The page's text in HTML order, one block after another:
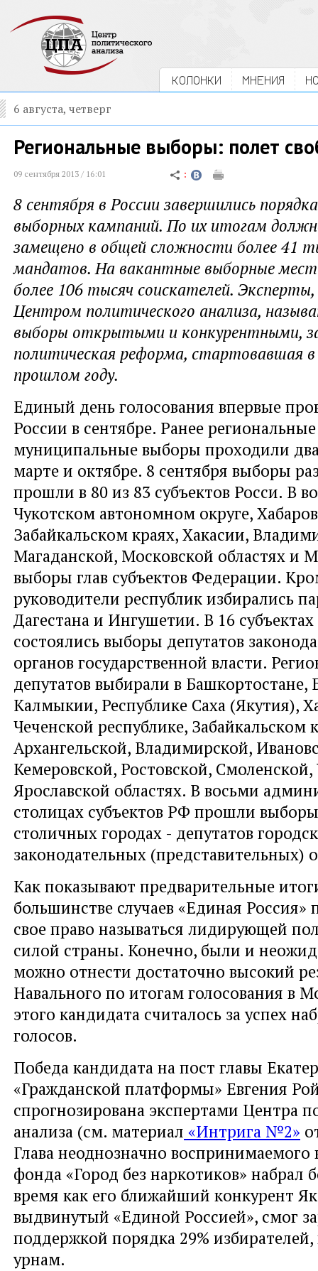
КОЛОНКИ МНЕНИЯ
6 августа, четверг
Региональные выборы: полет
09 сентября 2013 / 16:01
8 сентября в России завершились
выборных кампаний. По их итогам
замещено в общей сложности более 41
мандатов. На вакантные выборные
более 106 тысяч соискателей.
Центром политического анализа,
выборы открытыми и конкурентными,
политическая реформа, стартовавшая в
прошлом году.
Единый день голосования впервые
России в сентябре. Ранее
муниципальные выборы проходили
марте и октябре. 8 сентября выборы
прошли в 80 из 83 субъектов Росси. В
Чукотском автономном округе,
Забайкальском краях, Хакасии,
Магаданской, Московской областях и
выборы глав субъектов Федерации.
руководители республик избирались
Дагестана и Ингушетии. В 16
состоялись выборы депутатов
органов государственной власти.
депутатов выбирали в Башкортостане,
Калмыкии, Республике Саха (Якутия),
Чеченской республике, Забайкальском
Архангельской, Владимирской,
Кемеровской, Ростовской,
Ярославской областях. В восьми
столицах субъектов РФ прошли
столичных городах - депутатов
законодательных (представительных)
Как показывают предварительные
большинстве случаев «Единая Россия»
свое право называться лидирующей
силой страны. Конечно, были и
можно отнести достаточно высокий
Навального по итогам голосования в
этого кандидата считалось за успех
голосов.
Победа кандидата на пост главы
«Гражданской платформы» Евгения
спрогнозирована экспертами Центра
анализа (см. материал «Интрига №2»
Глава неоднозначно воспринимаемого
фонда «Город без наркотиков» набрал
время как его ближайший конкурент
выдвинутый «Единой Россией», смог
поддержкой порядка 29%
урнам.